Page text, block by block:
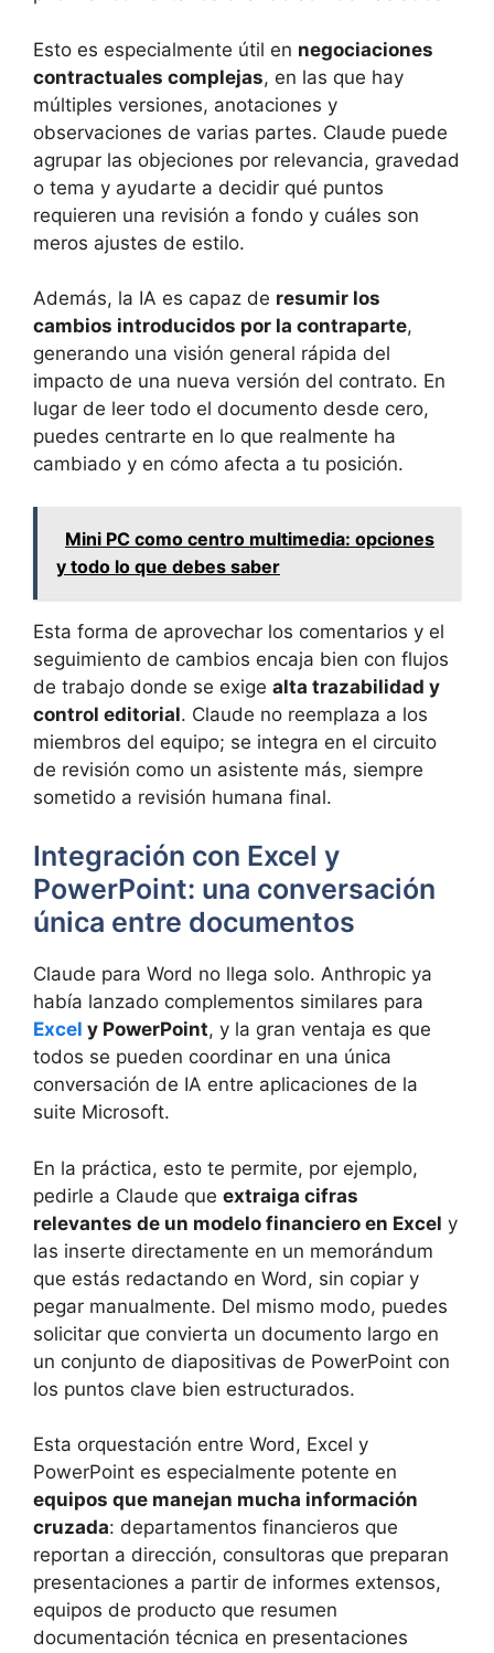
Esto es especialmente útil en negociaciones
contractuales complejas, en las que hay
múltiples versiones, anotaciones y
observaciones de varias partes. Claude puede
agrupar las objeciones por relevancia, gravedad
o tema y ayudarte a decidir qué puntos
requieren una revisión a fondo y cuáles son
meros ajustes de estilo.
Además, la IA es capaz de resumir los
cambios introducidos por la contraparte,
generando una visión general rápida del
impacto de una nueva versión del contrato. En
lugar de leer todo el documento desde cero,
puedes centrarte en lo que realmente ha
cambiado y en cómo afecta a tu posición.
Mini PC como centro multimedia: opciones
y todo lo que debes saber
Esta forma de aprovechar los comentarios y el
seguimiento de cambios encaja bien con flujos
de trabajo donde se exige alta trazabilidad y
control editorial. Claude no reemplaza a los
miembros del equipo; se integra en el circuito
de revisión como un asistente más, siempre
sometido a revisión humana final.
Integración con Excel y
PowerPoint: una conversación
única entre documentos
Claude para Word no llega solo. Anthropic ya
había lanzado complementos similares para
Excel y PowerPoint, y la gran ventaja es que
todos se pueden coordinar en una única
conversación de IA entre aplicaciones de la
suite Microsoft.
En la práctica, esto te permite, por ejemplo,
pedirle a Claude que extraiga cifras
relevantes de un modelo financiero en Excel y
las inserte directamente en un memorándum
que estás redactando en Word, sin copiar y
pegar manualmente. Del mismo modo, puedes
solicitar que convierta un documento largo en
un conjunto de diapositivas de PowerPoint con
los puntos clave bien estructurados.
Esta orquestación entre Word, Excel y
PowerPoint es especialmente potente en
equipos que manejan mucha información
cruzada: departamentos financieros que
reportan a dirección, consultoras que preparan
presentaciones a partir de informes extensos,
equipos de producto que resumen
documentación técnica en presentaciones